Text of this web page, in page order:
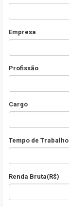
Empresa
Profissão
Cargo
Tempo de Trabalho
Renda Bruta(R$)